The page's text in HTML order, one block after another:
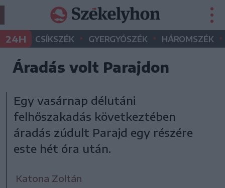
24H CSÍKSZÉK • GYERGYÓSZÉK • HÁROMSZÉK •
Áradás volt Parajdon
Egy vasárnap délutáni
felhőszakadás következtében
áradás zúdult Parajd egy részére
este hét óra után.
Katona Zoltán